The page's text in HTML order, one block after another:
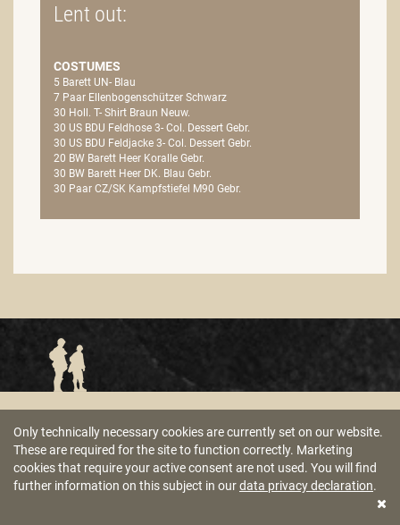
Lent out:
COSTUMES
5 Barett UN- Blau
7 Paar Ellenbogenschützer Schwarz
30 Holl. T- Shirt Braun Neuw.
30 US BDU Feldhose 3- Col. Dessert Gebr.
30 US BDU Feldjacke 3- Col. Dessert Gebr.
20 BW Barett Heer Koralle Gebr.
30 BW Barett Heer DK. Blau Gebr.
30 Paar CZ/SK Kampfstiefel M90 Gebr.
WHISTLEBLOWING CENTRE TERMS AND CONDITIONS OF SALE
LEGAL NOTE DATA PRIVACY DECLARATION
Only technically necessary cookies are currently set on our website.
These are required for the site to function correctly. Marketing
cookies that require your active consent are not used. You will find
further information on this subject in ourdata privacy declaration.